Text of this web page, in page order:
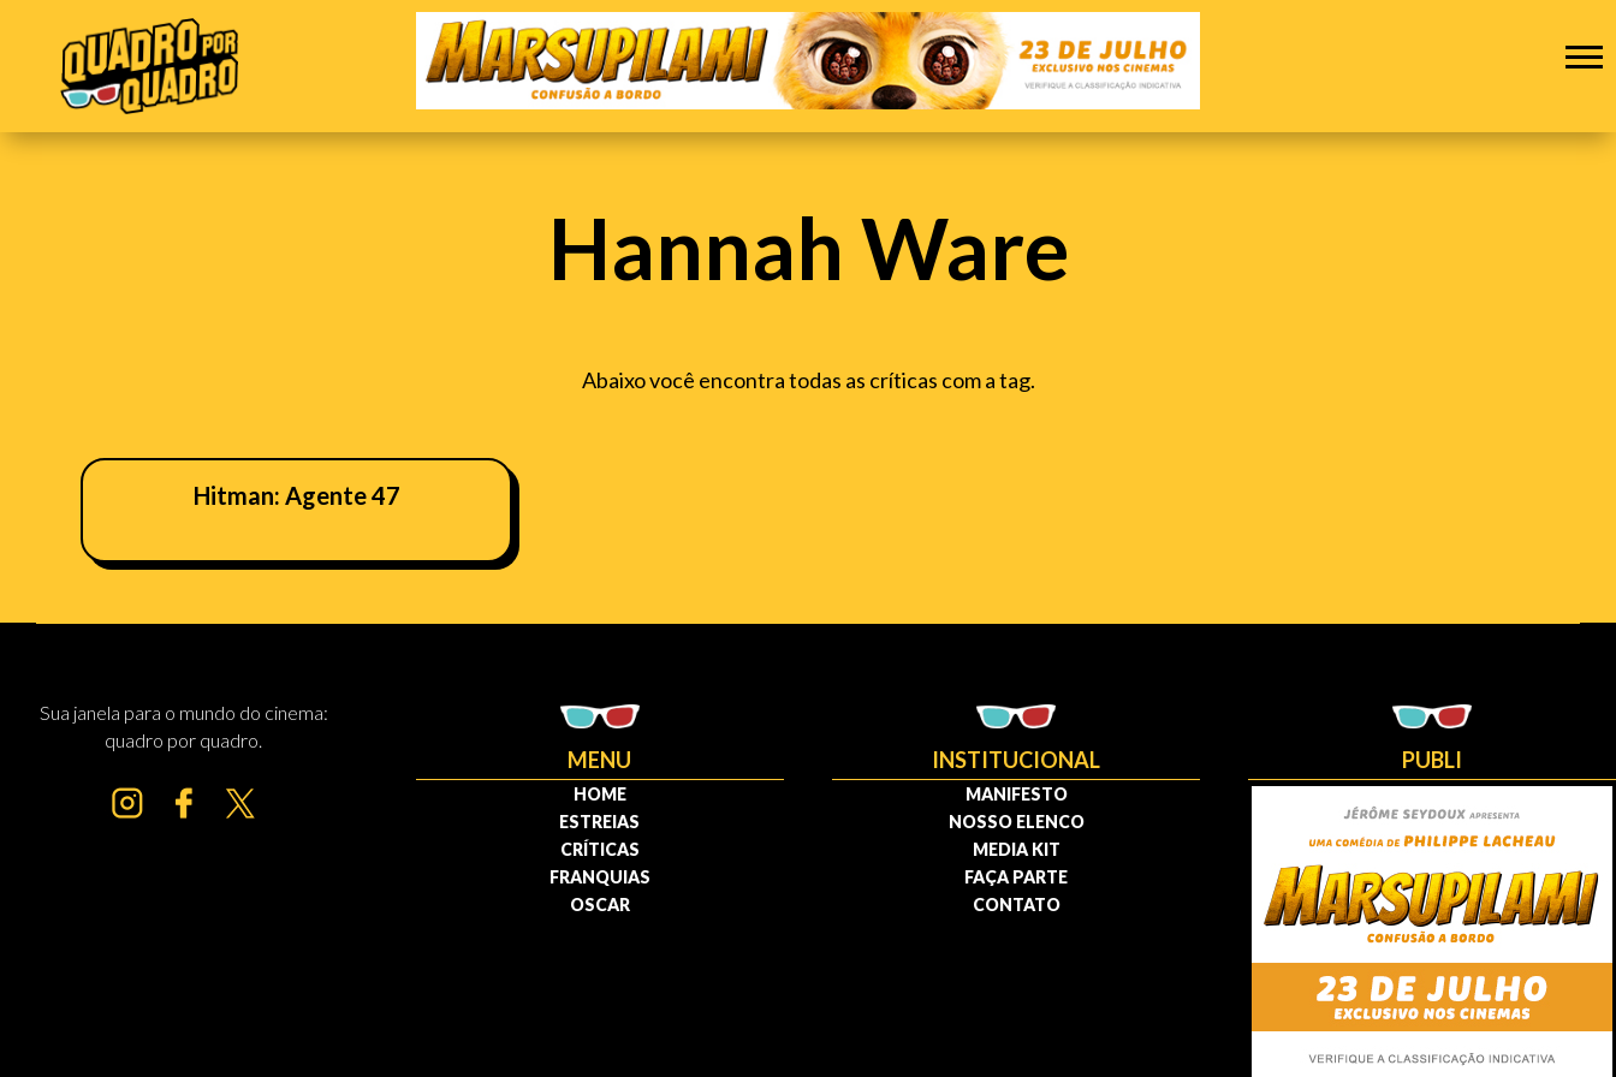
Hannah Ware
Abaixo você encontra todas as críticas com a tag.
Hitman: Agente 47
Sua janela para o mundo do cinema:
quadro por quadro.
MENU
HOME
ESTREIAS
CRÍTICAS
FRANQUIAS
OSCAR
INSTITUCIONAL
MANIFESTO
NOSSO ELENCO
MEDIA KIT
FAÇA PARTE
CONTATO
PUBLI